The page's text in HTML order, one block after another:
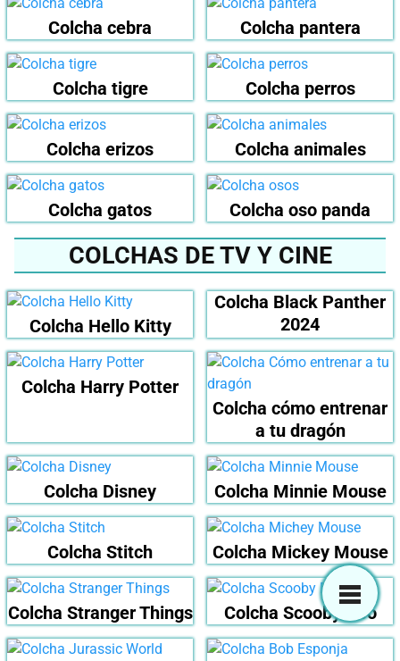
Colcha cebra Colcha pantera
Colcha tigre Colcha perros
Colcha erizos Colcha animales
Colcha gatos Colcha oso panda
COLCHAS DE TV Y CINE
Colcha Hello Kitty
Colcha Black Panther
2024
Colcha Harry Potter
Colcha cómo entrenar
a tu dragón
Colcha Disney Colcha Minnie Mouse
Colcha Stitch Colcha Mickey Mouse
Colcha Stranger Things Colcha Scooby Doo